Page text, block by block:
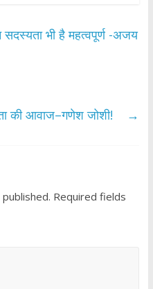
भी है महत्वपूर्ण -अजय
की आवाज–गणेश जोशी! →
Required fields